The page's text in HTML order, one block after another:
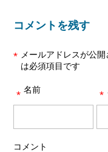
コメントを残す
メールアドレスが公
*
は必須項目です
名前
* *
コメント